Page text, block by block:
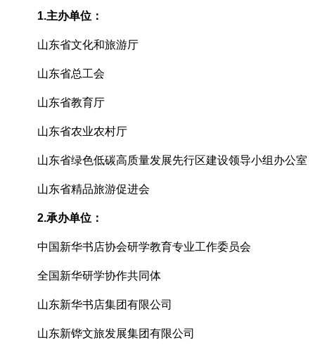
1.主办单位：
山东省文化和旅游厅
山东省总工会
山东省教育厅
山东省农业农村厅
山东省绿色低碳高质量发展先行区建设领导小组办公室
山东省精品旅游促进会
2.承办单位：
中国新华书店协会研学教育专业工作委员会
全国新华研学协作共同体
山东新华书店集团有限公司
山东新铧文旅发展集团有限公司